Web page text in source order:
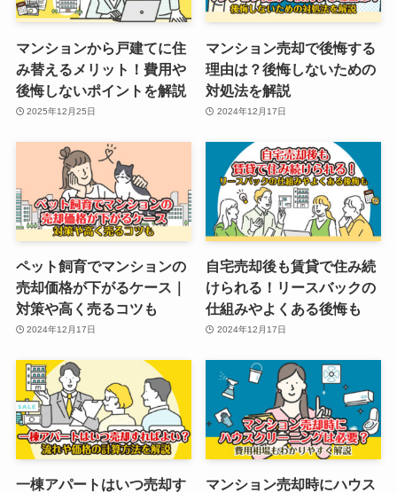
マンションから戸建てに住
み替えるメリット！費用や
後悔しないポイントを解説
2025年12月25日
マンション売却で後悔する
理由は？後悔しないための
対処法を解説
2024年12月17日
ペット飼育でマンションの
売却価格が下がるケース｜
対策や高く売るコツも
2024年12月17日
自宅売却後も賃貸で住み続
けられる！リースバックの
仕組みやよくある後悔も
2024年12月17日
一棟アパートはいつ売却す マンション売却時にハウス